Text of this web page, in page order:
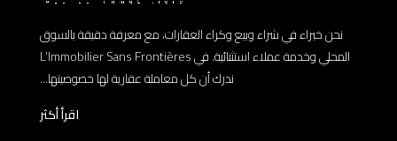
نحن خبراء في شراء وبيع وكراء العقارات، مع معرفة دقيقة بالسوق
المحلي وخدمة عملاء استثنائية. في L’Immobilier Sans Frontières
ندرك أن كل معاملة عقارية لها خصوصيتها...
اقرأ أكثر